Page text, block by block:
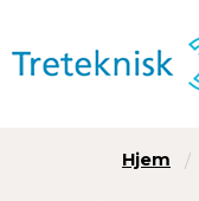
Hjem